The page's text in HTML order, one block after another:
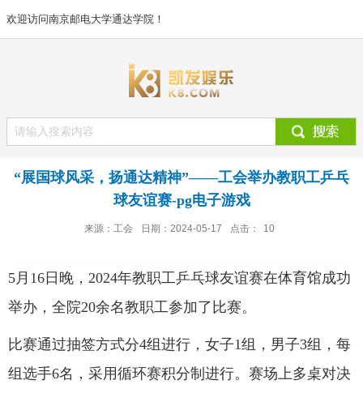
欢迎访问南京邮电大学通达学院！
“展国球风采，扬通达精神”——工会举办教职工乒乓
球友谊赛-pg电子游戏
来源：工会 日期：2024-05-17 点击： 10
5月16日晚，2024年教职工乒乓球友谊赛在体育馆成功
举办，全院20余名教职工参加了比赛。
比赛通过抽签方式分4组进行，女子1组，男子3组，每
组选手6名，采用循环赛积分制进行。赛场上多桌对决